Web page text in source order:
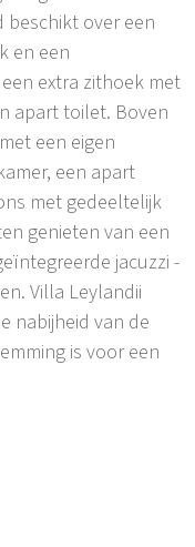
beschikt over een
en een
extra zithoek met
apart toilet. Boven
een eigen
een apart
met gedeeltelijk
genieten van een
jacuzzi -
Villa Leylandii
nabijheid van de
is voor een
tussen
zijn kristalheldere
de levendige